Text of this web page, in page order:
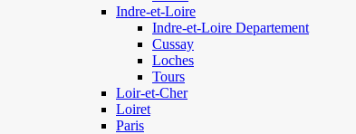
Indre-et-Loire
Indre-et-Loire Departement
Cussay
Loches
Tours
Loir-et-Cher
Loiret
Paris